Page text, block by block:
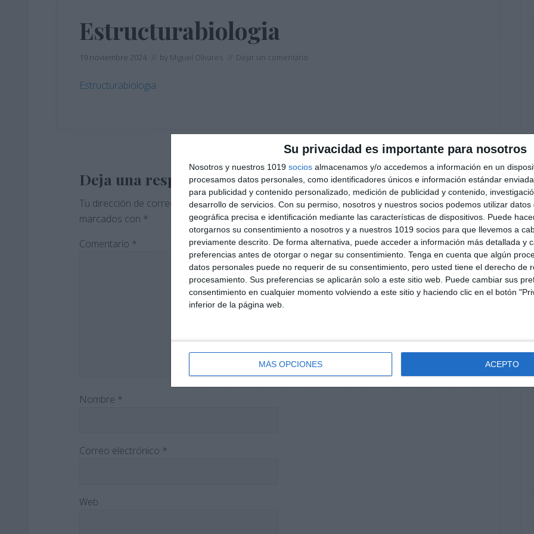
Su privacidad es importante para nosotros
Nosotros y nuestros 1019 socios almacenamos y/o accedemos a información en un
procesamos datos personales, como identificadores únicos e información estándar
para publicidad y contenido personalizado, medición de publicidad y contenido,
desarrollo de servicios. Con su permiso, nosotros y nuestros socios podemos utilizar datos
geográfica precisa e identificación mediante las características de dispositivos. Puede
otorgarnos su consentimiento a nosotros y a nuestros 1019 socios para que llevemos a
previamente descrito. De forma alternativa, puede acceder a información más detallada y
preferencias antes de otorgar o negar su consentimiento. Tenga en cuenta que algún
datos personales puede no requerir de su consentimiento, pero usted tiene el derecho de
procesamiento. Sus preferencias se aplicarán solo a este sitio web. Puede cambiar sus
consentimiento en cualquier momento volviendo a este sitio y haciendo clic en el botón
inferior de la página web.
MÁS OPCIONES ACEPTO
Estructurabiologia
19 noviembre 2024 // by Miguel Olivares // Dejar un comentario
Estructurabiologia
con
los
lectores
Deja una respuesta
Tu dirección de correo electrónico no será publicada. Los campos obligatorios están
marcados con *
Comentario *
Nombre *
Correo electrónico *
Web